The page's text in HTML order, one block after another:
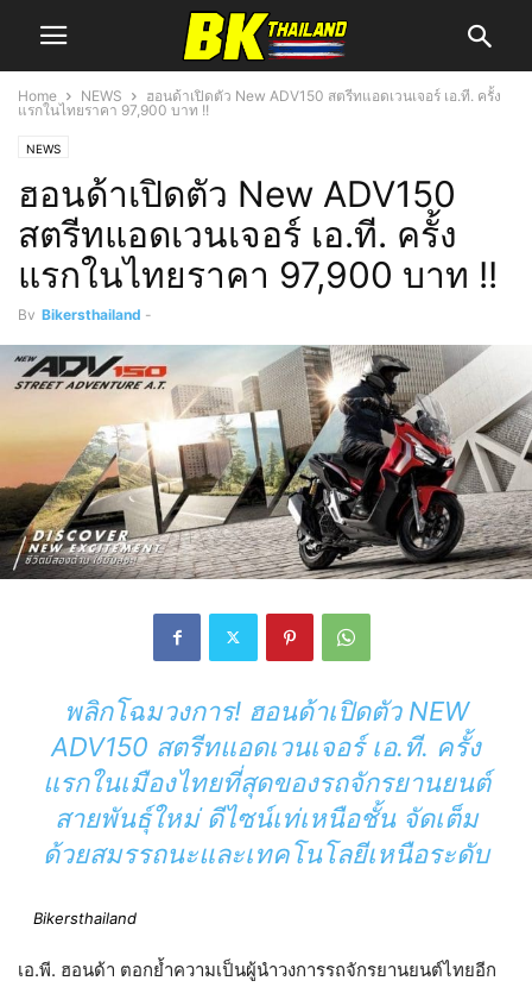
Home NEWS
ฮอนด้าเปิดตัว New ADV150 สตรีทแอดเวนเจอร์ เอ.ที. ครั้ง
แรกในไทยราคา 97,900 บาท !!
NEWS
ฮอนด้าเปิดตัว New ADV150
สตรีทแอดเวนเจอร์ เอ.ที. ครั้ง
แรกในไทยราคา 97,900 บาท !!
By Bikersthailand -
พลิกโฉมวงการ! ฮอนด้าเปิดตัว NEW
ADV150 สตรีทแอดเวนเจอร์ เอ.ที. ครั้ง
แรกในเมืองไทยที่สุดของรถจักรยานยนต์
สายพันธุ์ใหม่ ดีไซน์เท่เหนือชั้น จัดเต็ม
ด้วยสมรรถนะและเทคโนโลยีเหนือระดับ
Bikersthailand
เอ.พี. ฮอนด้า ตอกย้ำความเป็นผู้นำวงการรถจักรยานยนต์ไทยอีก